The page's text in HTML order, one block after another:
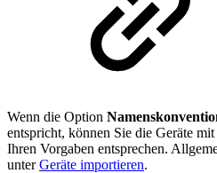
Wenn die Option
entspricht, können Sie die Geräte
Ihren Vorgaben entsprechen.
unterGeräte importieren.